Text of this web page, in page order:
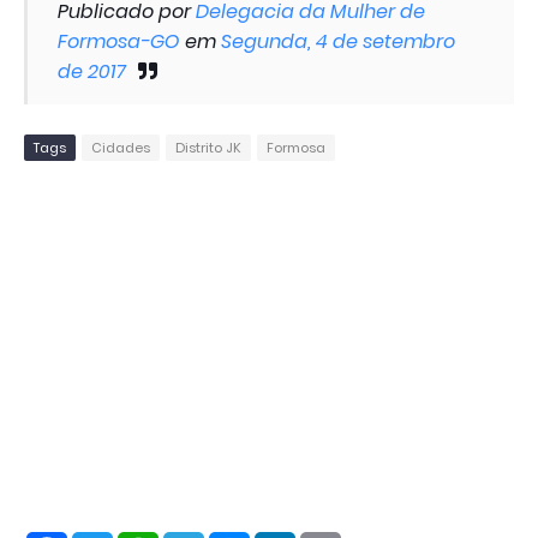
Publicado porDelegacia da Mulher de
Formosa-GO emSegunda, 4 de setembro
de 2017
Tags Cidades Distrito JK Formosa